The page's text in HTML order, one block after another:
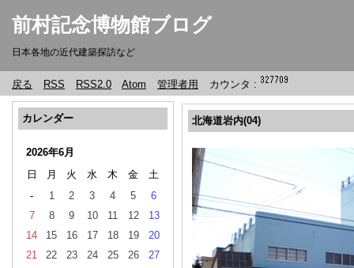
前村記念博物館ブログ
日本各地の近代建築探訪など
戻る RSS RSS2.0 Atom 管理者用 カウンタ :
カレンダー
2026年6月
日
月 火 水 木 金
土
-
1 2 3 4 5
6
7
8 9 10 11 12
13
14
15 16 17 18 19
20
21
22 23 24 25 26
27
北海道岩内(04)